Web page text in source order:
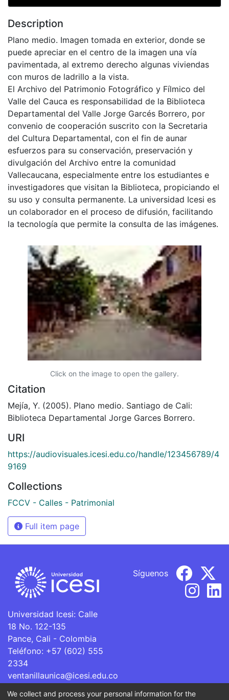
Description
Plano medio. Imagen tomada en exterior, donde se
puede apreciar en el centro de la imagen una vía
pavimentada, al extremo derecho algunas viviendas
con muros de ladrillo a la vista.
El Archivo del Patrimonio Fotográfico y Fílmico del
Valle del Cauca es responsabilidad de la Biblioteca
Departamental del Valle Jorge Garcés Borrero, por
convenio de cooperación suscrito con la Secretaria
del Cultura Departamental, con el fin de aunar
esfuerzos para su conservación, preservación y
divulgación del Archivo entre la comunidad
Vallecaucana, especialmente entre los estudiantes e
investigadores que visitan la Biblioteca, propiciando el
su uso y consulta permanente. La universidad Icesi es
un colaborador en el proceso de difusión, facilitando
la tecnología que permite la consulta de las imágenes.
Click on the image to open the gallery.
Citation
Mejía, Y. (2005). Plano medio. Santiago de Cali:
Biblioteca Departamental Jorge Garces Borrero.
URI
https://audiovisuales.icesi.edu.co/handle/123456789/4
9169
Collections
FCCV - Calles - Patrimonial
Full item page
Universidad Icesi: Calle
18 No. 122-135
Pance, Cali - Colombia
Teléfono: +57 (602) 555
2334
ventanillaunica@icesi.edu.co
Síguenos
We collect and process your personal information for the